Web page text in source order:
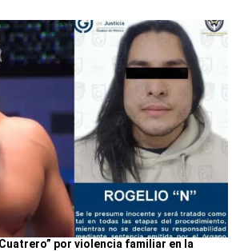
por violencia familiar en la